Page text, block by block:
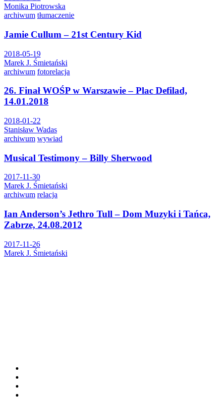
Monika Piotrowska
archiwum tłumaczenie
Jamie Cullum – 21st Century Kid
2018-05-19
Marek J. Śmietański
archiwum fotorelacja
26. Finał WOŚP w Warszawie – Plac Defilad,
14.01.2018
2018-01-22
Stanisław Wadas
archiwum wywiad
Musical Testimony – Billy Sherwood
2017-11-30
Marek J. Śmietański
archiwum relacja
Ian Anderson’s Jethro Tull – Dom Muzyki i Tańca,
Zabrze, 24.08.2012
2017-11-26
Marek J. Śmietański